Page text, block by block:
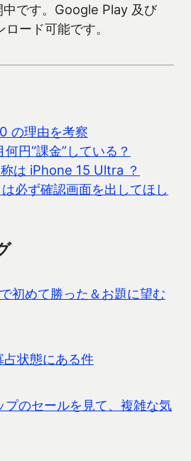
中です。Google Play 及び
ード可能です。
の理由を考察
円“課金”している？
は iPhone 15 Ultra ？
必ず確認画面を出してほし
初めて勝った＆お題に望む
占状態にある件
のセールを見て、複雑な気